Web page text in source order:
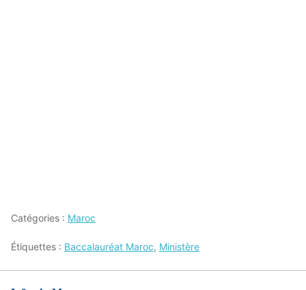
Catégories : Maroc
Étiquettes : Baccalauréat Maroc, Ministère